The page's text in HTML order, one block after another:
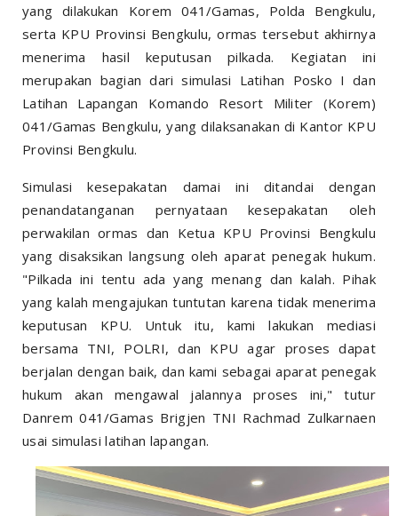
yang dilakukan Korem 041/Gamas, Polda Bengkulu,
serta KPU Provinsi Bengkulu, ormas tersebut akhirnya
menerima hasil keputusan pilkada. Kegiatan ini
merupakan bagian dari simulasi Latihan Posko I dan
Latihan Lapangan Komando Resort Militer (Korem)
041/Gamas Bengkulu, yang dilaksanakan di Kantor KPU
Provinsi Bengkulu.
Simulasi kesepakatan damai ini ditandai dengan
penandatanganan pernyataan kesepakatan oleh
perwakilan ormas dan Ketua KPU Provinsi Bengkulu
yang disaksikan langsung oleh aparat penegak hukum.
"Pilkada ini tentu ada yang menang dan kalah. Pihak
yang kalah mengajukan tuntutan karena tidak menerima
keputusan KPU. Untuk itu, kami lakukan mediasi
bersama TNI, POLRI, dan KPU agar proses dapat
berjalan dengan baik, dan kami sebagai aparat penegak
hukum akan mengawal jalannya proses ini," tutur
Danrem 041/Gamas Brigjen TNI Rachmad Zulkarnaen
usai simulasi latihan lapangan.